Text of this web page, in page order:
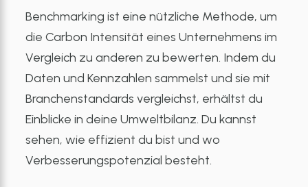
Benchmarking ist eine nützliche Methode, um
die Carbon Intensität eines Unternehmens im
Vergleich zu anderen zu bewerten. Indem du
Daten und Kennzahlen sammelst und sie mit
Branchenstandards vergleichst, erhältst du
Einblicke in deine Umweltbilanz. Du kannst
sehen, wie effizient du bist und wo
Verbesserungspotenzial besteht.